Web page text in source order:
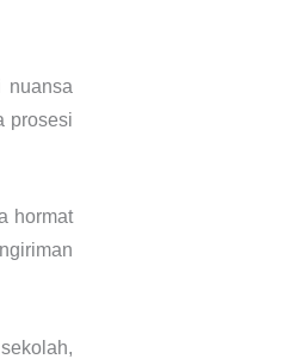
nuansa
prosesi
hormat